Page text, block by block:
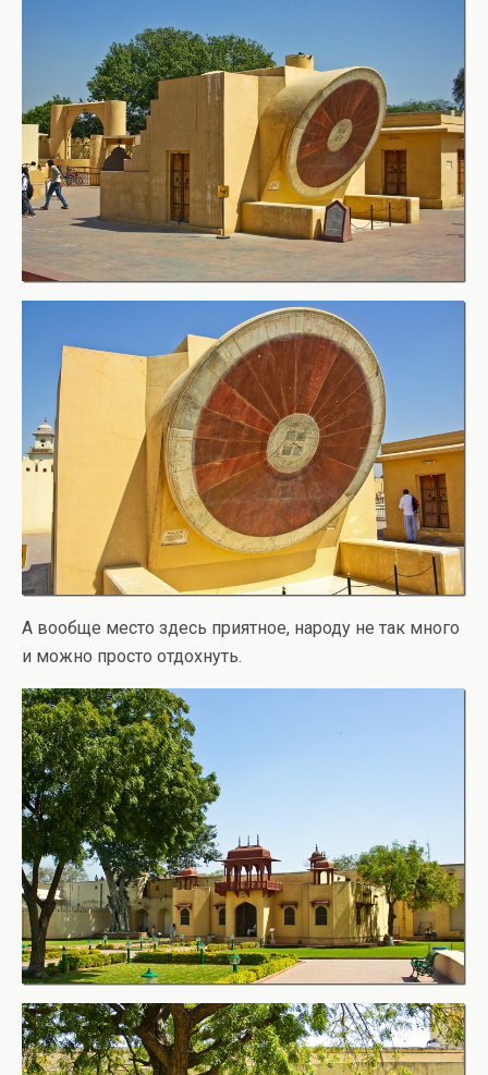
А вообще место здесь приятное, народу не так много
и можно просто отдохнуть.